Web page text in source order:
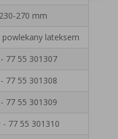
230-270 mm
lateksem
77 55 301307
77 55 301308
77 55 301309
- 77 55 301310